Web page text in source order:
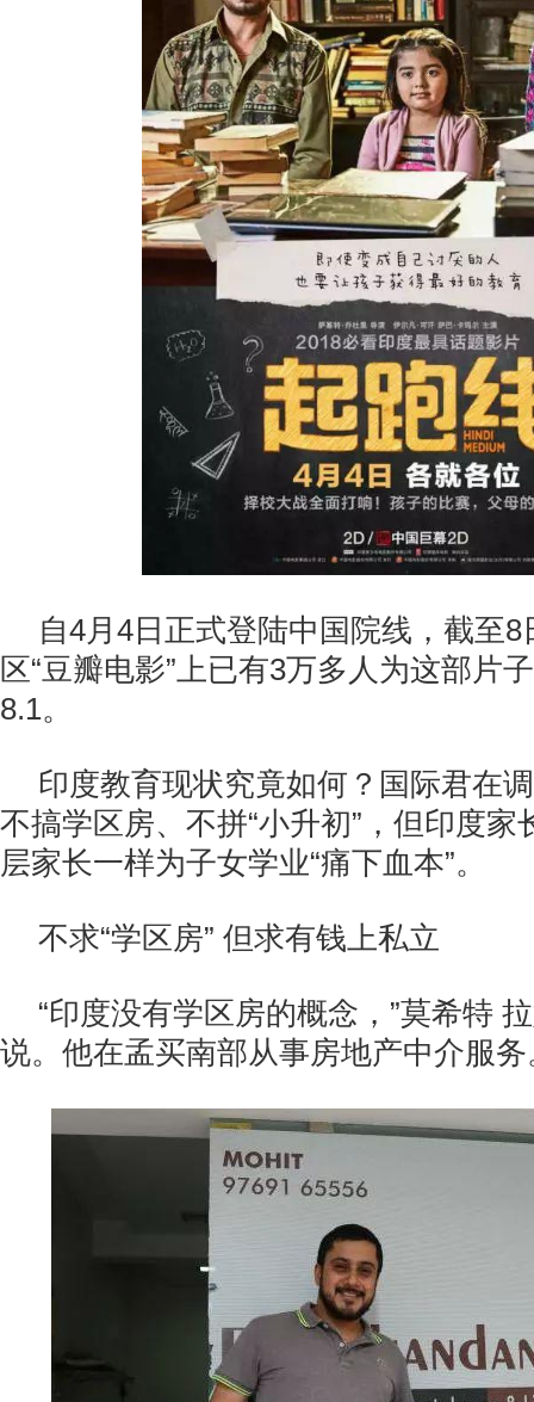
自4月4日正式登陆中国院线，截至
区“豆瓣电影”上已有3万多人为这部片
8.1。
印度教育现状究竟如何？国际君在
不搞学区房、不拼“小升初”，但印度家
层家长一样为子女学业“痛下血本”。
不求“学区房” 但求有钱上私立
“印度没有学区房的概念，”莫希特
说。他在孟买南部从事房地产中介服务